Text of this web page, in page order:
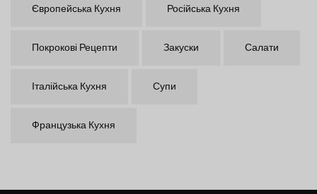
Європейська Кухня Російська Кухня
Покрокові Рецепти Закуски Салати
Італійська Кухня Супи
Французька Кухня